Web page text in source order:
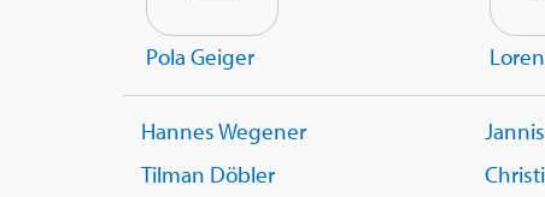
Pola Geiger
Hannes Wegener
Tilman Döbler